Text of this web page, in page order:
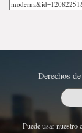
Derechos
Puede usar nuestro